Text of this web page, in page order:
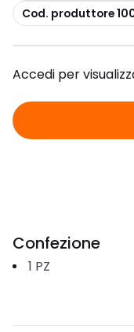
copia
Cod. produttore
Accedi per
Confezione
1 PZ